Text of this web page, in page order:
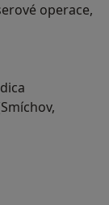
operace,